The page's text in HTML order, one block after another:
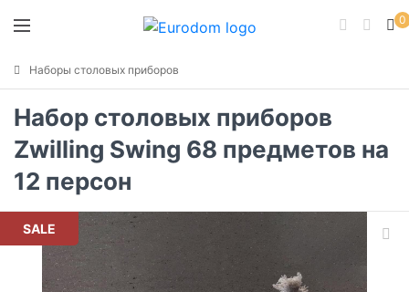
0
Наборы столовых приборов
Набор столовых приборов
Zwilling Swing 68 предметов на
12 персон
SALE